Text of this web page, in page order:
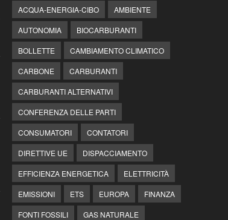
ACQUA-ENERGIA-CIBO
AMBIENTE
AUTONOMIA
BIOCARBURANTI
BOLLETTE
CAMBIAMENTO CLIMATICO
CARBONE
CARBURANTI
CARBURANTI ALTERNATIVI
CONFERENZA DELLE PARTI
CONSUMATORI
CONTATORI
DIRETTIVE UE
DISPACCIAMENTO
EFFICIENZA ENERGETICA
ELETTRICITÀ
EMISSIONI
ETS EUROPA
FINANZA
FONTI FOSSILI
GAS NATURALE